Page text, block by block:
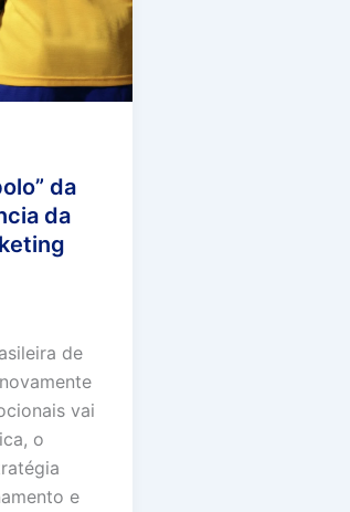
da
da
de
vai
o
e